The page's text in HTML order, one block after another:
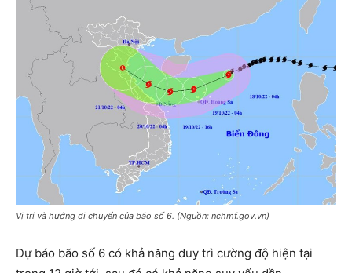
Vị trí và hướng di chuyển của bão số 6. (Nguồn: nchmf.gov.vn)
Dự báo bão số 6 có khả năng duy trì cường độ hiện tại